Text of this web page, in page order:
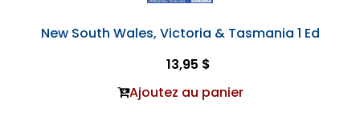
New South Wales, Victoria & Tasmania 1 Ed
13,95 $
Ajoutez au panier